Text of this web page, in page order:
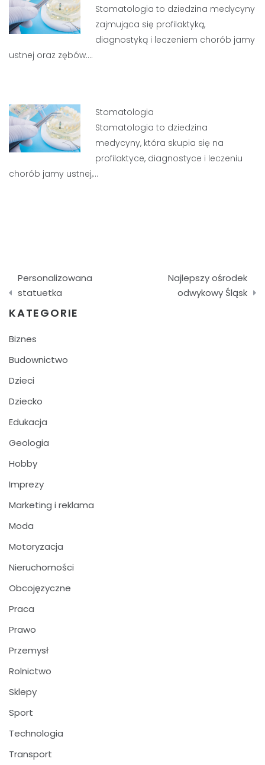
Stomatologia to dziedzina medycyny
zajmująca się profilaktyką,
diagnostyką i leczeniem chorób jamy
ustnej oraz zębów.…
Stomatologia
Stomatologia to dziedzina
medycyny, która skupia się na
profilaktyce, diagnostyce i leczeniu
chorób jamy ustnej,…
Nawigacja
wpisu
Personalizowana
statuetka
Najlepszy ośrodek
odwykowy Śląsk
KATEGORIE
Biznes
Budownictwo
Dzieci
Dziecko
Edukacja
Geologia
Hobby
Imprezy
Marketing i reklama
Moda
Motoryzacja
Nieruchomości
Obcojęzyczne
Praca
Prawo
Przemysł
Rolnictwo
Sklepy
Sport
Technologia
Transport